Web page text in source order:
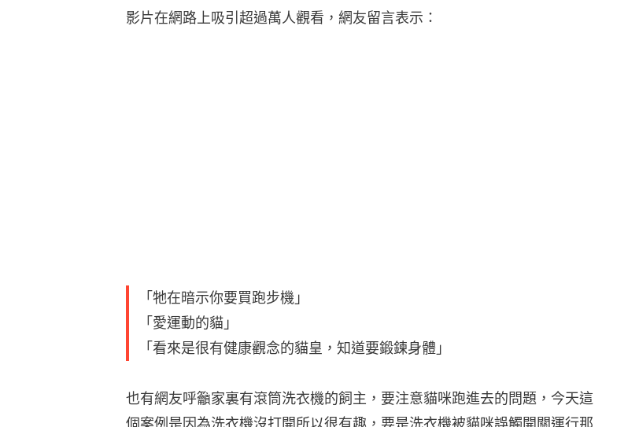
影片在網路上吸引超過萬人觀看，網友留言表示：
「牠在暗示你要買跑步機」
「愛運動的貓」
「看來是很有健康觀念的貓皇，知道要鍛鍊身體」
也有網友呼籲家裏有滾筒洗衣機的飼主，要注意貓咪跑進去的問題，今天這
個案例是因為洗衣機沒打開所以很有趣，要是洗衣機被貓咪誤觸開關運行那